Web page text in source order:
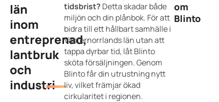
län
inom
entreprenad,
lantbruk
och
industri
tidsbrist? Detta skadar både
miljön och din plånbok. För att
bidra till ett hållbart samhälle i
Västernorrlands län utan att
tappa dyrbar tid, låt Blinto
sköta försäljningen. Genom
Blinto får din utrustning nytt
liv, vilket främjar ökad
cirkularitet i regionen.
om
Blinto